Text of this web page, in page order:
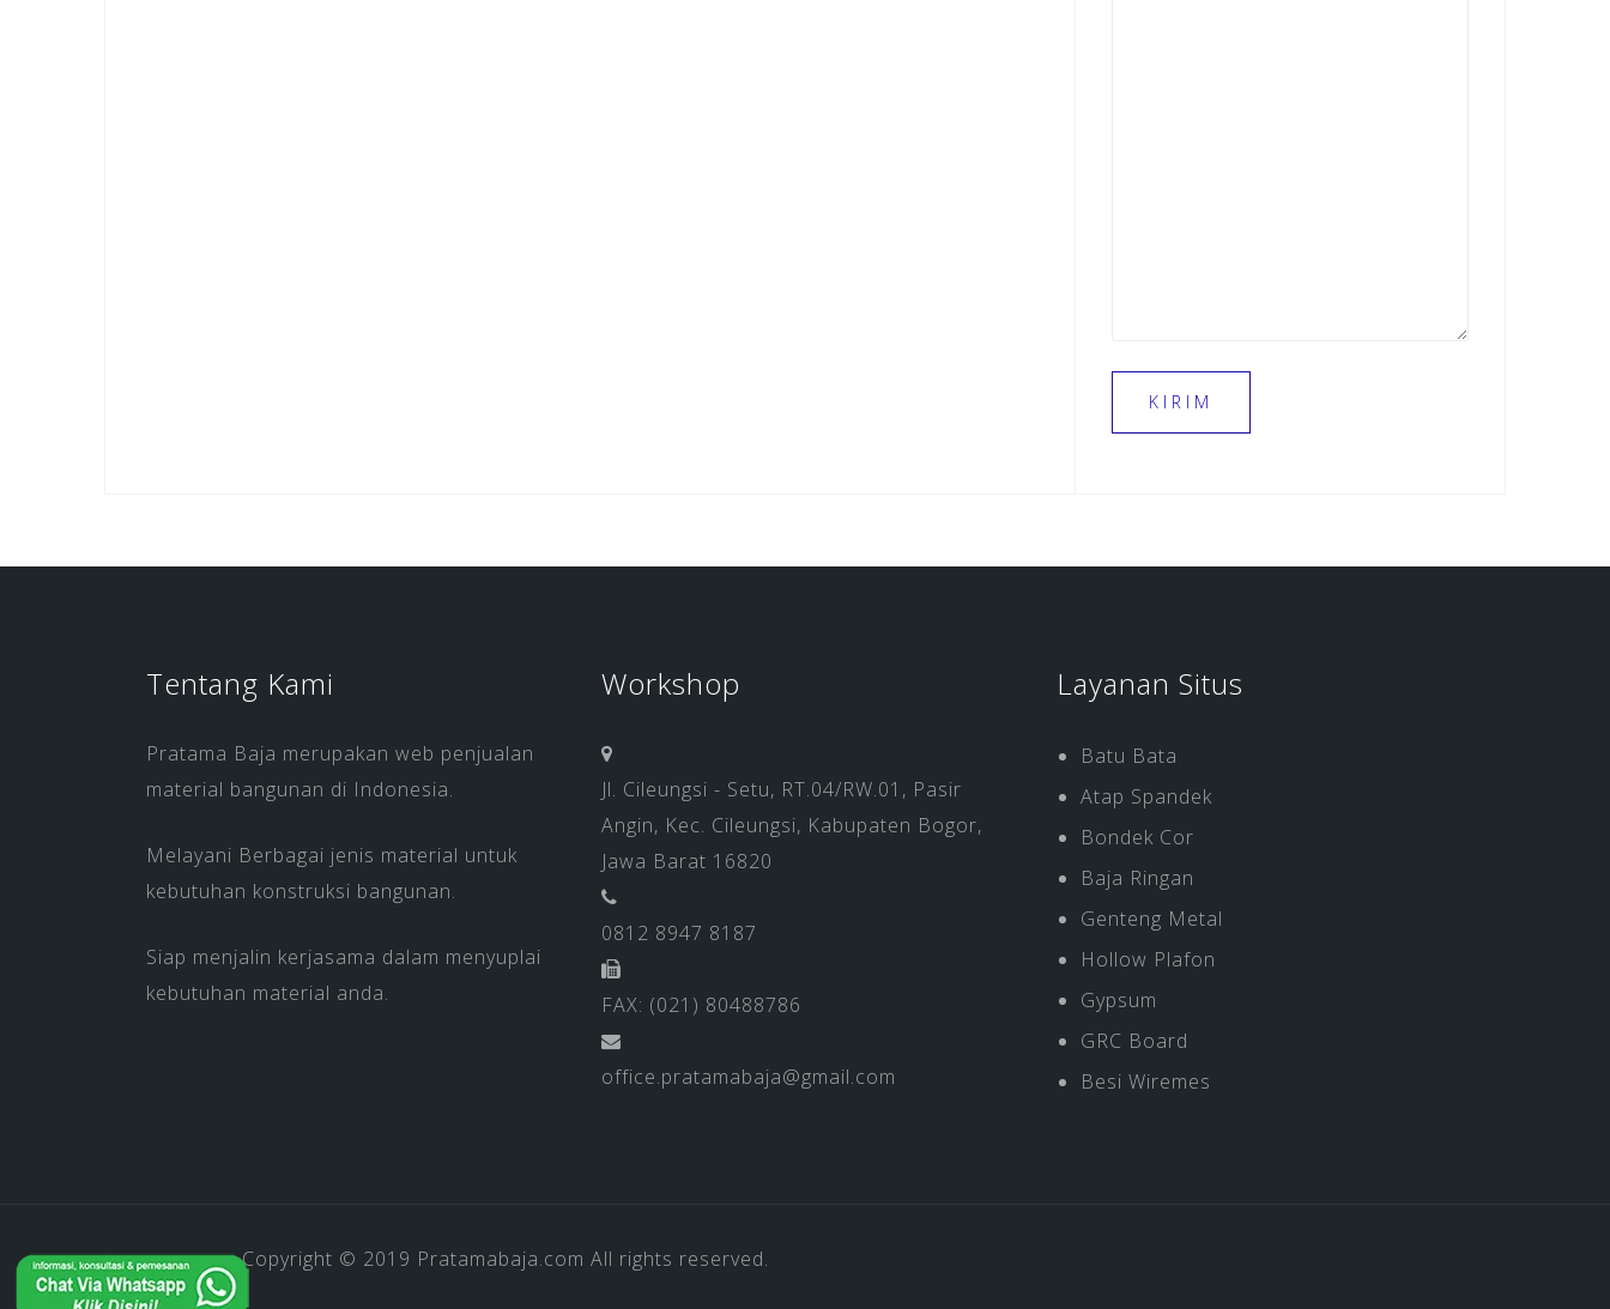
Tentang Kami
Pratama Baja merupakan web penjualan
material bangunan di Indonesia.
Melayani Berbagai jenis material untuk
kebutuhan konstruksi bangunan.
Siap menjalin kerjasama dalam menyuplai
kebutuhan material anda.
Workshop
Jl. Cileungsi - Setu, RT.04/RW.01, Pasir
Angin, Kec. Cileungsi, Kabupaten Bogor,
Jawa Barat 16820
0812 8947 8187
FAX: (021) 80488786
office.pratamabaja@gmail.com
Layanan Situs
Batu Bata
Atap Spandek
Bondek Cor
Baja Ringan
Genteng Metal
Hollow Plafon
Gypsum
GRC Board
Besi Wiremes
Copyright © 2019 Pratamabaja.com All rights reserved.